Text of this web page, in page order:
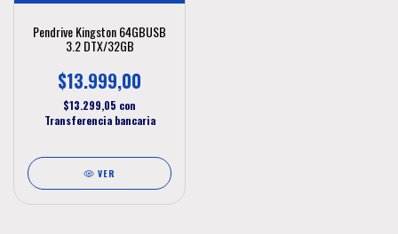
Pendrive Kingston 64GBUSB
3.2 DTX/32GB
$13.999,00
$13.299,05 con
Transferencia bancaria
VER